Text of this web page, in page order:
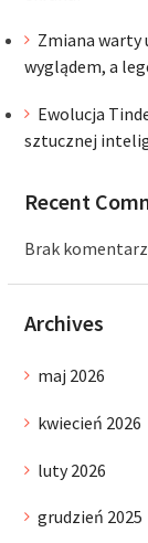
Zmiana warty
wyglądem, a
Ewolucja
sztucznej
Recent
Brak
Archives
maj 2026
kwiecień 2026
luty 2026
grudzień 2025